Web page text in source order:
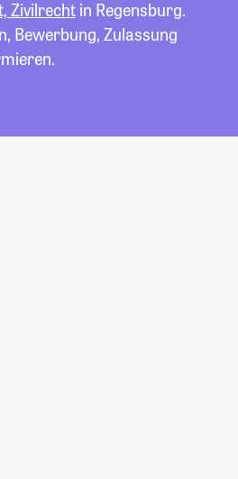
Zivilrechtin Regensburg.
Bewerbung, Zulassung